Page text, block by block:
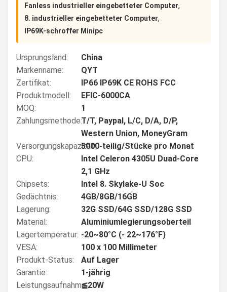
Fanless industrieller eingebetteter Computer,
8. industrieller eingebetteter Computer,
IP69K-schroffer Minipc
Ursprungsland:
China
Markenname:
QYT
Zertifikat:
IP66 IP69K CE ROHS FCC
Produktmodell:
EFIC-6000CA
MOQ:
1
Zahlungsmethode:T/T, Paypal, L/C, D/A, D/P,
Western Union, MoneyGram
Versorgungskapazität:5000-teilig/Stücke pro Monat
CPU:
Intel Celeron 4305U Duad-Core
2,1 GHz
Chipsets:
Intel 8. Skylake-U Soc
Gedächtnis:
4GB/8GB/16GB
Lagerung:
32G SSD/64G SSD/128G SSD
Material:
Aluminiumlegierungsoberteil
Lagertemperatur: -20~80°C (- 22~176°F)
VESA:
100 x 100 Millimeter
Produkt-Status:
Auf Lager
Garantie:
1-jährig
Leistungsaufnahme:≦20W